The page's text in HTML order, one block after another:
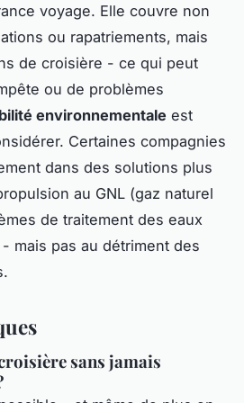
voyage. Elle couvre non
ou rapatriements, mais
de croisière - ce qui peut
ou de problèmes
environnementale est
Certaines compagnies
dans des solutions plus
au GNL (gaz naturel
de traitement des eaux
mais pas au détriment des
sans jamais